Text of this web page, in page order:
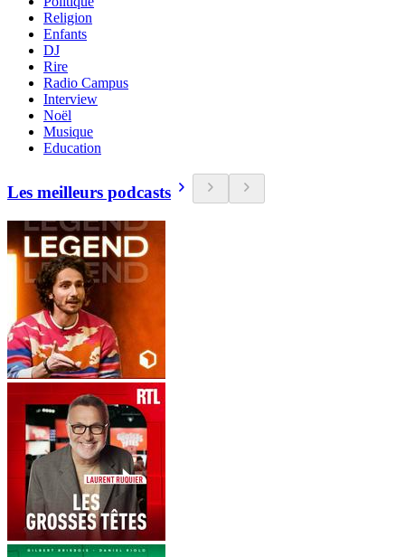
Religion
Enfants
DJ
Rire
Radio Campus
Interview
Noël
Musique
Education
Les meilleurs podcasts